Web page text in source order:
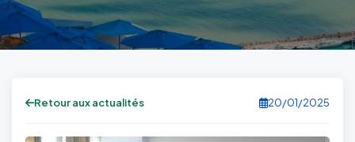
Retour aux actualités 20/01/2025